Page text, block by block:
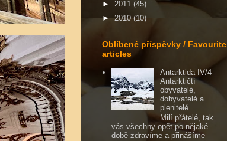
► 2011 (45)
►2010 (10)
Oblíbené příspěvky / Favourite
articles
Antarktida IV/4 –
Antarktičtí
obyvatelé,
dobyvatelé a
plenitelé
Milí přátelé, tak
vás všechny opět po nějaké
době zdravíme a přinášíme